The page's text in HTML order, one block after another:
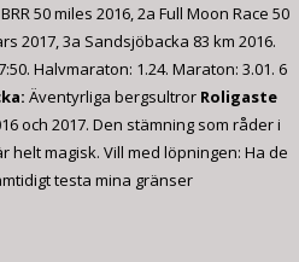
50 miles 2016, 2a Full Moon Race 50
2017, 3a Sandsjöbacka 83 km 2016.
Halvmaraton: 1.24. Maraton: 3.01. 6
Äventyrliga bergsultror Roligaste
och 2017. Den stämning som råder i
helt magisk. Vill med löpningen: Ha de
testa mina gränser